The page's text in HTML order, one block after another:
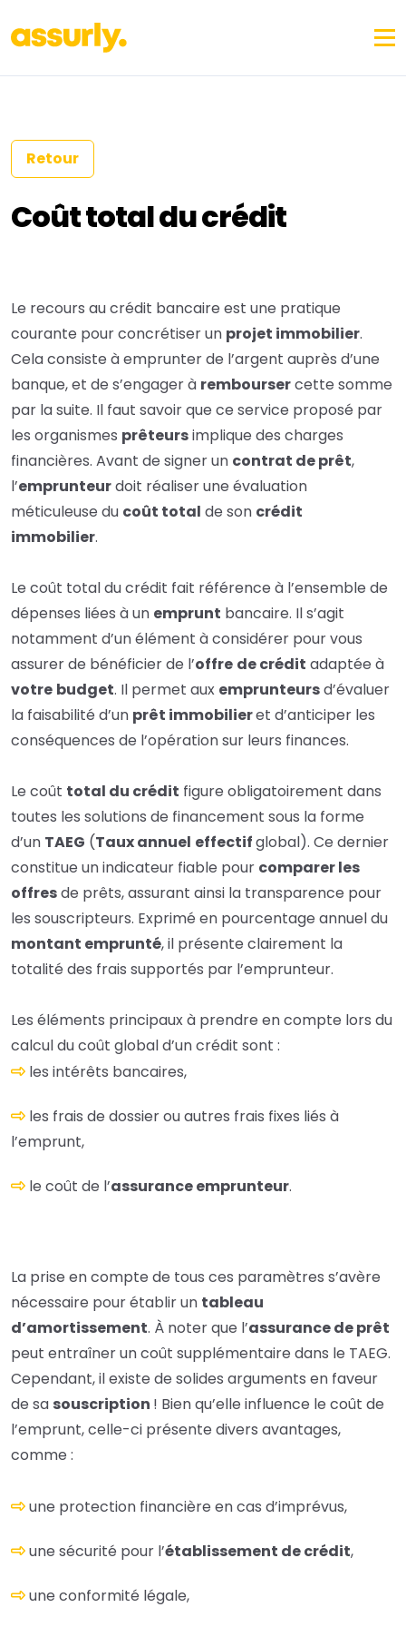
Retour
Coût total du crédit
Le recours au crédit bancaire est une pratique
courante pour concrétiser un projet immobilier.
Cela consiste à emprunter de l’argent auprès d’une
banque, et de s’engager à remboursercette somme
par la suite. Il faut savoir que ce service proposé par
les organismes prêteursimplique des charges
financières. Avant de signer un contrat de prêt,
l’emprunteurdoit réaliser une évaluation
méticuleuse du coût total de son crédit
immobilier.
Le coût total du crédit fait référence à l’ensemble de
dépenses liées à un emprunt bancaire. Il s’agit
notamment d’un élément à considérer pour vous
assurer de bénéficier de l’offre de crédit adaptée à
votre budget. Il permet aux emprunteursd’évaluer
la faisabilité d’un prêt immobilieret d’anticiper les
conséquences de l’opération sur leurs finances.
Le coût total du crédit figure obligatoirement dans
toutes les solutions de financement sous la forme
d’un TAEG (Taux annuel effectifglobal). Ce dernier
constitue un indicateur fiable pour comparer les
offresde prêts, assurant ainsi la transparence pour
les souscripteurs. Exprimé en pourcentage annuel du
montant emprunté, il présente clairement la
totalité des frais supportés par l’emprunteur.
Les éléments principaux à prendre en compte lors du
calcul du coût global d’un crédit sont :
les intérêts bancaires,
les frais de dossier ou autres frais fixes liés à
l’emprunt,
le coût de l’assurance emprunteur.
La prise en compte de tous ces paramètres s’avère
nécessaire pour établir un tableau
d’amortissement. À noter que l’assurance de prêt
peut entraîner un coût supplémentaire dans le TAEG.
Cependant, il existe de solides arguments en faveur
de sa souscription ! Bien qu’elle influence le coût de
l’emprunt, celle-ci présente divers avantages,
comme :
une protection financière en cas d’imprévus,
une sécurité pour l’établissement de crédit,
une conformité légale,